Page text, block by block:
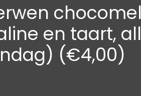
en taart,
(€4,00)